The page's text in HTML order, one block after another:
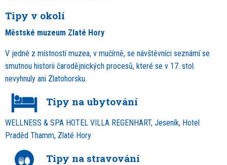
Tipy v okolí
Městské muzeum Zlaté Hory
V jedné z místností muzea, v mučírně, se návštěvníci seznámí se
smutnou historii čarodějnických procesů, které se v 17. stol.
nevyhnuly ani Zlatohorsku.
Tipy na ubytování
WELLNESS & SPA HOTEL VILLA REGENHART, Jeseník, Hotel
Praděd Thamm, Zlaté Hory
Tipy na stravování